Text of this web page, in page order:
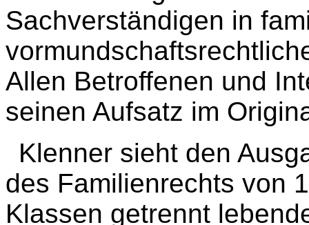
Sachverständigen in
Allen Betroffenen und
seinen Aufsatz im
Klenner sieht den
des Familienrechts von
Klassen getrennt